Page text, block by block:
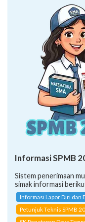
Informasi SPMB
Sistem penerimaan
simak informasi
Informasi Lapor Diri dan
Petunjuk Teknis SPMB